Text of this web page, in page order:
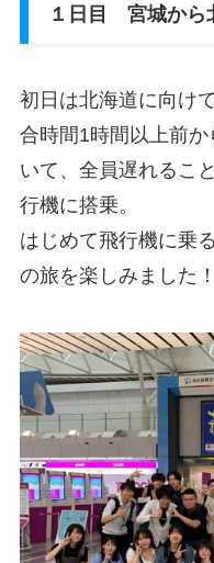
１日目 宮城から
初日は北海道に向け
合時間1時間以上前
いて、全員遅れるこ
行機に搭乗。
はじめて飛行機に乗
の旅を楽しみました！